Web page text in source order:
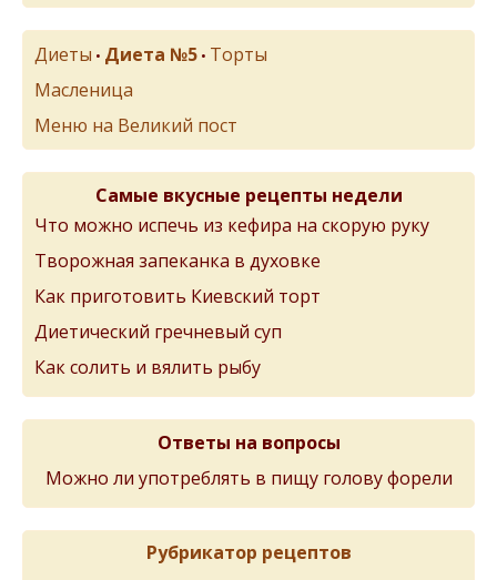
Диеты • Диета №5 • Торты
Масленица
Меню на Великий пост
Самые вкусные рецепты недели
Что можно испечь из кефира на скорую руку
Творожная запеканка в духовке
Как приготовить Киевский торт
Диетический гречневый суп
Как солить и вялить рыбу
Ответы на вопросы
Можно ли употреблять в пищу голову форели
Рубрикатор рецептов